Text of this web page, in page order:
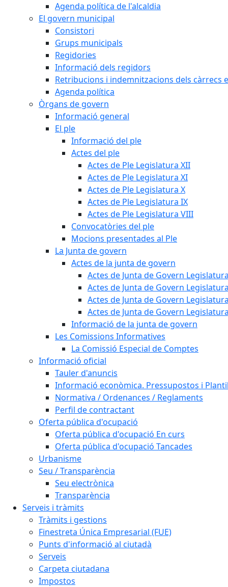
Agenda política de l'alcaldia
El govern municipal
Consistori
Grups municipals
Regidories
Informació dels regidors
Retribucions i indemnitzacions dels càrrecs
Agenda política
Òrgans de govern
Informació general
El ple
Informació del ple
Actes del ple
Actes de Ple Legislatura XII
Actes de Ple Legislatura XI
Actes de Ple Legislatura X
Actes de Ple Legislatura IX
Actes de Ple Legislatura VIII
Convocatòries del ple
Mocions presentades al Ple
La Junta de govern
Actes de la junta de govern
Actes de Junta de Govern
Actes de Junta de Govern
Actes de Junta de Govern
Actes de Junta de Govern
Informació de la junta de govern
Les Comissions Informatives
La Comissió Especial de Comptes
Informació oficial
Tauler d'anuncis
Informació econòmica. Pressupostos i
Normativa / Ordenances / Reglaments
Perfil de contractant
Oferta pública d'ocupació
Oferta pública d'ocupació En curs
Oferta pública d'ocupació Tancades
Urbanisme
Seu / Transparència
Seu electrònica
Transparència
Serveis i tràmits
Tràmits i gestions
Finestreta Única Empresarial (FUE)
Punts d'informació al ciutadà
Serveis
Carpeta ciutadana
Impostos